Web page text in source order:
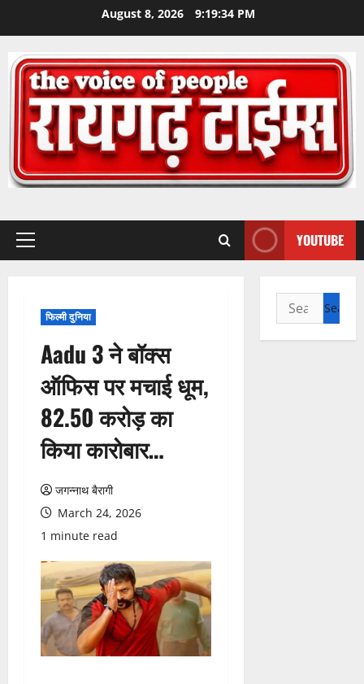
August 8, 2026 9:19:35 PM
Primary
YOUTUBE
फिल्मी दुनिया
Aadu 3 ने बॉक्स
ऑफिस पर मचाई धूम,
82.50 करोड़ का
किया कारोबार…
जगन्नाथ बैरागी
March 24, 2026
1 minute read
Search
for: